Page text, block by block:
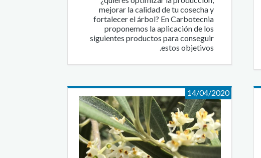
mejorar la calidad de tu cosecha y
fortalecer el árbol? En Carbotecnia
proponemos la aplicación de los
siguientes productos para conseguir
estos objetivos.
14/04/2020